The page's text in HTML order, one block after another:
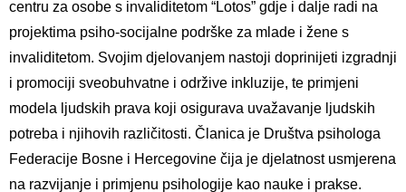
centru za osobe s invaliditetom “Lotos” gdje i dalje radi na
projektima psiho-socijalne podrške za mlade i žene s
invaliditetom. Svojim djelovanjem nastoji doprinijeti izgradnji
i promociji sveobuhvatne i održive inkluzije, te primjeni
modela ljudskih prava koji osigurava uvažavanje ljudskih
potreba i njihovih različitosti. Članica je Društva psihologa
Federacije Bosne i Hercegovine čija je djelatnost usmjerena
na razvijanje i primjenu psihologije kao nauke i prakse.